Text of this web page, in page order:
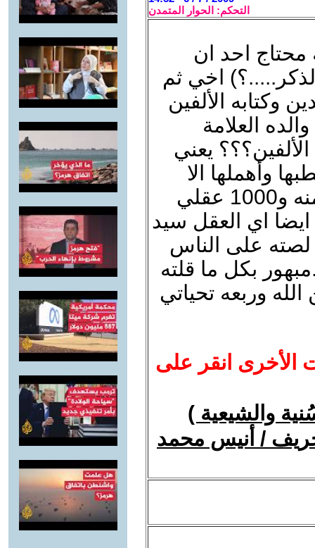
التحكم: الحوار المتمدن
محتاج احد ان
اخي ثم
وكتابه الألفين
العلامة
يعني
وأهملها الا
2000 حديث 1000 نقلي محقق منه و1000 عقلي
اي العقل سيد
على الناس
بكل ما قلته
وربعه تحياتي
الأخرى انقر على
والشيعية )
/ أنيس محمد